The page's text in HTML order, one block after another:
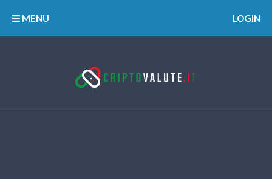
MENU LOGIN